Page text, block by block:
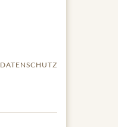
DATENSCHUTZ